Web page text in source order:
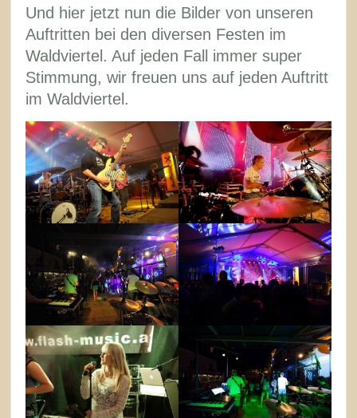
Und hier jetzt nun die Bilder von unseren
Auftritten bei den diversen Festen im
Waldviertel. Auf jeden Fall immer super
Stimmung, wir freuen uns auf jeden Auftritt
im Waldviertel.